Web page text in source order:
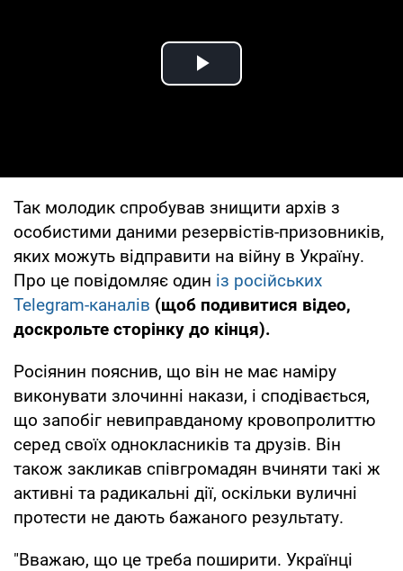
Play Video
Так молодик спробував знищити архів з
особистими даними резервістів-призовників,
яких можуть відправити на війну в Україну.
Про це повідомляє один із російських
Telegram-каналів (щоб подивитися відео,
доскрольте сторінку до кінця).
Росіянин пояснив, що він не має наміру
виконувати злочинні накази, і сподівається,
що запобіг невиправданому кровопролиттю
серед своїх однокласників та друзів. Він
також закликав співгромадян вчиняти такі ж
активні та радикальні дії, оскільки вуличні
протести не дають бажаного результату.
"Вважаю, що це треба поширити. Українці